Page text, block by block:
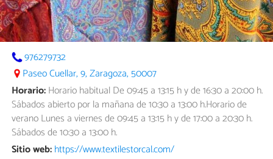
​976279732
Paseo Cuellar, 9, Zaragoza, 50007
Horario:Horario habitual De 09:45 a 13:15 h y de 16:30 a 20:00 h.
Sábados abierto por la mañana de 10:30 a 13:00 h.Horario de
verano Lunes a viernes de 09:45 a 13:15 h y de 17:00 a 20:30 h.
Sábados de 10:30 a 13:00 h.
Sitio web:https://www.textilestorcal.com/